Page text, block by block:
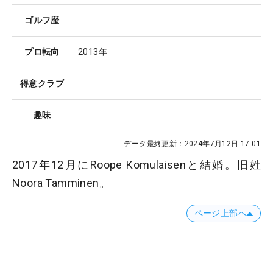
ゴルフ歴
プロ転向 2013年
得意クラブ
趣味
データ最終更新： 2024年7月12日 17:01
2017年12月にRoope Komulaisenと結婚。旧姓
Noora Tamminen。
ページ上部へ